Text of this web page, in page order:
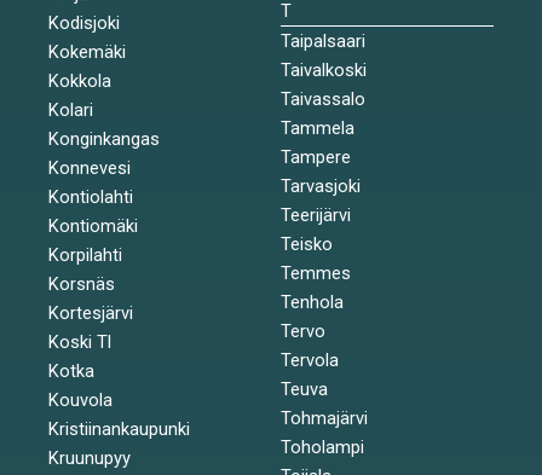
Kodisjoki
Kokemäki
Kokkola
Kolari
Konginkangas
Konnevesi
Kontiolahti
Kontiomäki
Korpilahti
Korsnäs
Kortesjärvi
Koski Tl
Kotka
Kouvola
Kristiinankaupunki
Kruunupyy
T
Taipalsaari
Taivalkoski
Taivassalo
Tammela
Tampere
Tarvasjoki
Teerijärvi
Teisko
Temmes
Tenhola
Tervo
Tervola
Teuva
Tohmajärvi
Toholampi